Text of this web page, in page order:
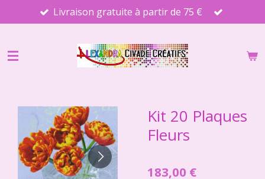
au
principal
Livraison gratuite à partir de 75 €
Kit 20 Plaques
Fleurs
183,00 €